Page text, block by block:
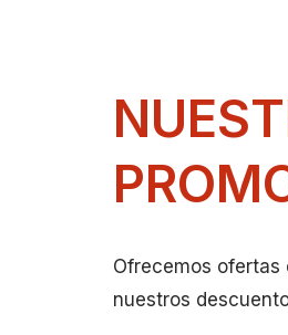
Ofrecemos ofertas
nuestros